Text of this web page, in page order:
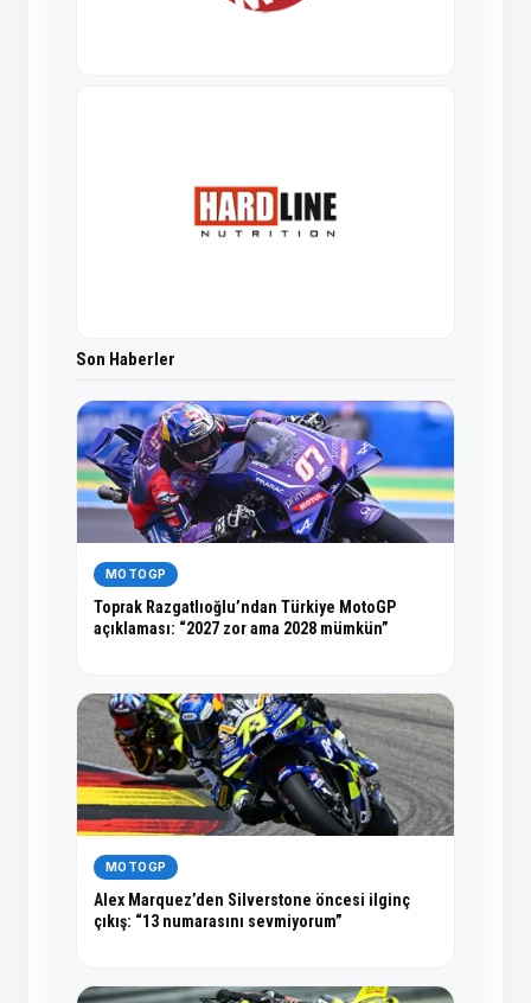
Son Haberler
MOTOGP
Toprak Razgatlıoğlu’ndan Türkiye MotoGP
açıklaması: “2027 zor ama 2028 mümkün”
MOTOGP
Alex Marquez’den Silverstone öncesi ilginç
çıkış: “13 numarasını sevmiyorum”